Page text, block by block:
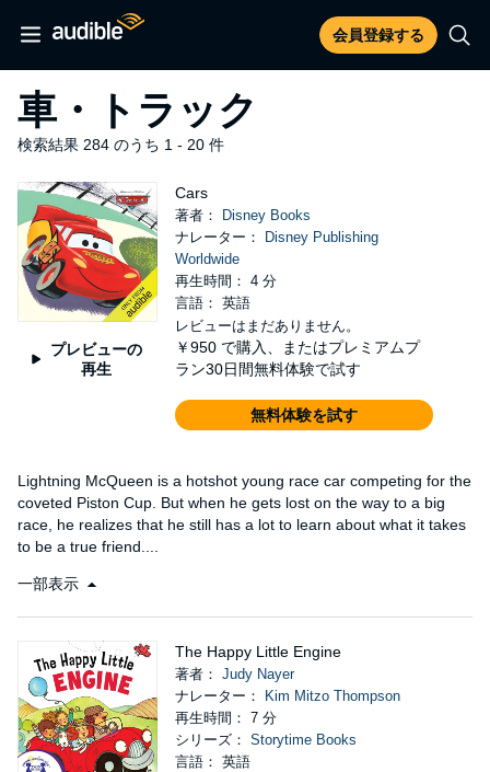
会員登録する
車・トラック
検索結果 284 のうち 1 - 20 件
プレビューの
再生
Cars
著者：
Disney Books
ナレーター：
Disney Publishing
Worldwide
再生時間： 4 分
言語： 英語
レビューはまだありません。
￥950 で購入、またはプレミアムプ
ラン30日間無料体験で試す
無料体験を試す
Lightning McQueen is a hotshot young race car competing for the
coveted Piston Cup. But when he gets lost on the way to a big
race, he realizes that he still has a lot to learn about what it takes
to be a true friend....
一部表示
The Happy Little Engine
著者： Judy Nayer
ナレーター：
Kim Mitzo Thompson
再生時間： 7 分
シリーズ： Storytime Books
言語： 英語